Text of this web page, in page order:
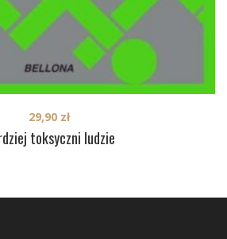
toksyczni ludzie
29,90 zł